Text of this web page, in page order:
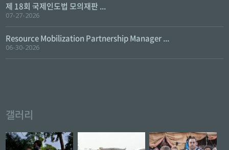
제 18회 국제인도법 모의재판 ...
07-27-2026
Resource Mobilization Partnership Manager ...
06-30-2026
갤러리